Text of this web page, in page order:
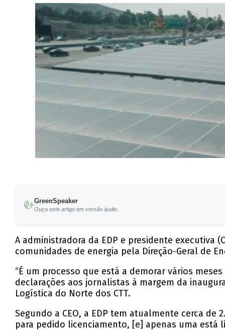
GreenSpeaker
Ouça este artigo em versão áudio.
A administradora da EDP e presidente executiva
comunidades de energia pela Direção-Geral de
“É um processo que está a demorar vários
declarações aos jornalistas à margem da
Logística do Norte dos CTT.
Segundo a CEO, a EDP tem atualmente cerca
para pedido licenciamento, [e] apenas uma está